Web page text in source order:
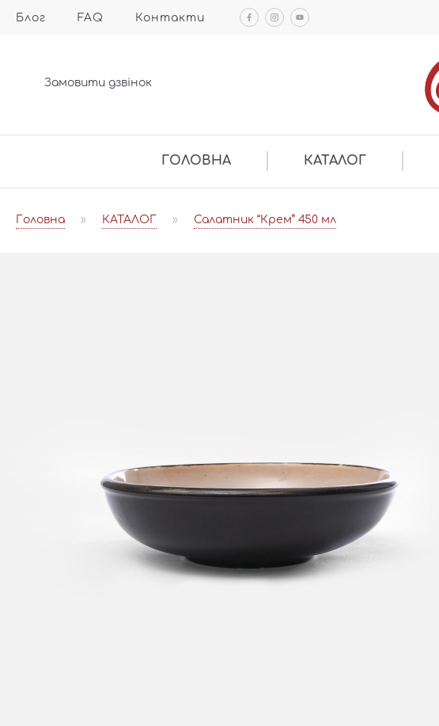
Блог FAQ Контакти
Замовити дзвінок
ГОЛОВНА КАТАЛОГ
Головна » КАТАЛОГ » Салатник “Крем” 450 мл